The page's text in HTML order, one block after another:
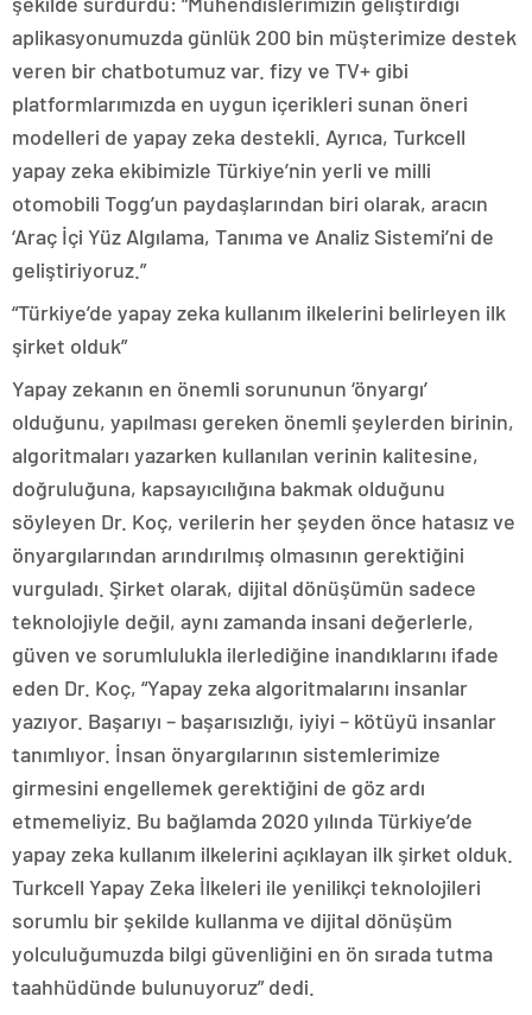
aplikasyonumuzda günlük 200 bin müşterimize destek
veren bir chatbotumuz var. fizy ve TV+ gibi
platformlarımızda en uygun içerikleri sunan öneri
modelleri de yapay zeka destekli. Ayrıca, Turkcell
yapay zeka ekibimizle Türkiye’nin yerli ve milli
otomobili Togg’un paydaşlarından biri olarak, aracın
‘Araç İçi Yüz Algılama, Tanıma ve Analiz Sistemi’ni de
geliştiriyoruz.”
“Türkiye’de yapay zeka kullanım ilkelerini belirleyen ilk
şirket olduk”
Yapay zekanın en önemli sorununun ‘önyargı’
olduğunu, yapılması gereken önemli şeylerden birinin,
algoritmaları yazarken kullanılan verinin kalitesine,
doğruluğuna, kapsayıcılığına bakmak olduğunu
söyleyen Dr. Koç, verilerin her şeyden önce hatasız ve
önyargılarından arındırılmış olmasının gerektiğini
vurguladı. Şirket olarak, dijital dönüşümün sadece
teknolojiyle değil, aynı zamanda insani değerlerle,
güven ve sorumlulukla ilerlediğine inandıklarını ifade
eden Dr. Koç, “Yapay zeka algoritmalarını insanlar
yazıyor. Başarıyı – başarısızlığı, iyiyi – kötüyü insanlar
tanımlıyor. İnsan önyargılarının sistemlerimize
girmesini engellemek gerektiğini de göz ardı
etmemeliyiz. Bu bağlamda 2020 yılında Türkiye’de
yapay zeka kullanım ilkelerini açıklayan ilk şirket olduk.
Turkcell Yapay Zeka İlkeleri ile yenilikçi teknolojileri
sorumlu bir şekilde kullanma ve dijital dönüşüm
yolculuğumuzda bilgi güvenliğini en ön sırada tutma
taahhüdünde bulunuyoruz” dedi.